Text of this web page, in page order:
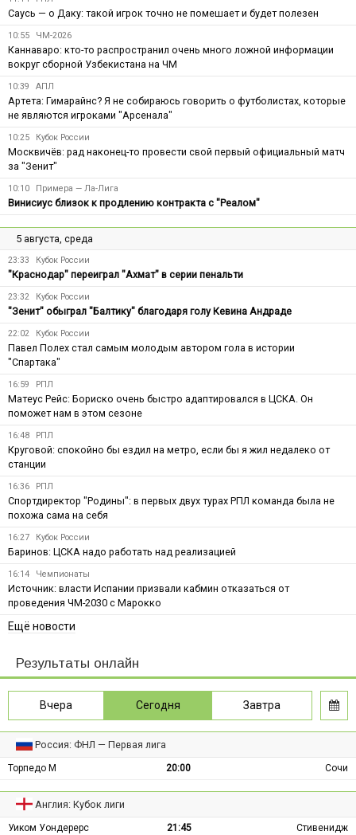
Саусь — о Даку: такой игрок точно не помешает и будет полезен
10:55 ЧМ-2026
Каннаваро: кто-то распространил очень много ложной информации
вокруг сборной Узбекистана на ЧМ
10:39 АПЛ
Артета: Гимарайнс? Я не собираюсь говорить о футболистах, которые
не являются игроками "Арсенала"
10:25 Кубок России
Москвичёв: рад наконец-то провести свой первый официальный матч
за "Зенит"
10:10 Примера — Ла-Лига
Винисиус близок к продлению контракта с "Реалом"
5 августа, среда
23:33 Кубок России
"Краснодар" переиграл "Ахмат" в серии пенальти
23:32 Кубок России
"Зенит" обыграл "Балтику" благодаря голу Кевина Андраде
22:02 Кубок России
Павел Полех стал самым молодым автором гола в истории
"Спартака"
16:59 РПЛ
Матеус Рейс: Бориско очень быстро адаптировался в ЦСКА. Он
поможет нам в этом сезоне
16:48 РПЛ
Круговой: спокойно бы ездил на метро, если бы я жил недалеко от
станции
16:36 РПЛ
Спортдиректор "Родины": в первых двух турах РПЛ команда была не
похожа сама на себя
16:27 Кубок России
Баринов: ЦСКА надо работать над реализацией
16:14 Чемпионаты
Источник: власти Испании призвали кабмин отказаться от
проведения ЧМ-2030 с Марокко
Ещё новости
Результаты онлайн
Вчера Сегодня Завтра
Россия: ФНЛ — Первая лига
Торпедо М 20:00 Сочи
Англия: Кубок лиги
Уиком Уондерерс 21:45
Стивенидж